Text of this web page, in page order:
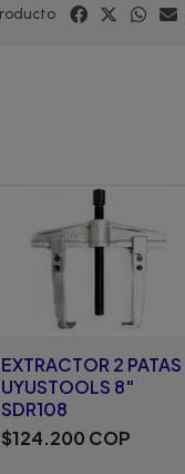
EXTRACTOR 2 PATAS
UYUSTOOLS 8"
SDR108
$124.200 COP